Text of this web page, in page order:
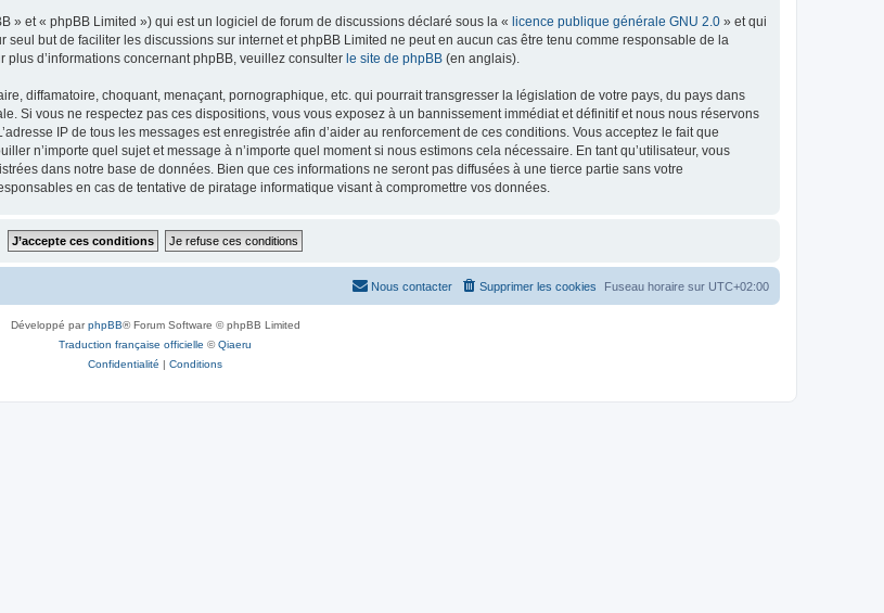
» et « phpBB Limited ») qui est un logiciel de forum de discussions déclaré sous la « licence publique générale GNU 2.0 » et qui
seul but de faciliter les discussions sur internet et phpBB Limited ne peut en aucun cas être tenu comme responsable de la
d’informations concernant phpBB, veuillez consulter le site de phpBB (en anglais).
diffamatoire, choquant, menaçant, pornographique, etc. qui pourrait transgresser la législation de votre pays, du pays dans
Si vous ne respectez pas ces dispositions, vous vous exposez à un bannissement immédiat et définitif et nous nous réservons
IP de tous les messages est enregistrée afin d’aider au renforcement de ces conditions. Vous acceptez le fait que
n’importe quel sujet et message à n’importe quel moment si nous estimons cela nécessaire. En tant qu’utilisateur, vous
dans notre base de données. Bien que ces informations ne seront pas diffusées à une tierce partie sans votre
en cas de tentative de piratage informatique visant à compromettre vos données.
Fuseau horaire sur UTC+02:00
Supprimer les cookies
Nous contacter
Développé parphpBB® Forum Software © phpBB Limited
Traduction française officielle ©Qiaeru
Confidentialité | Conditions